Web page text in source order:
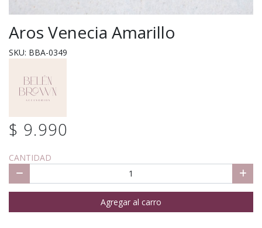
Aros Venecia Amarillo
SKU: BBA-0349
$ 9.990
CANTIDAD
Agregar al carro